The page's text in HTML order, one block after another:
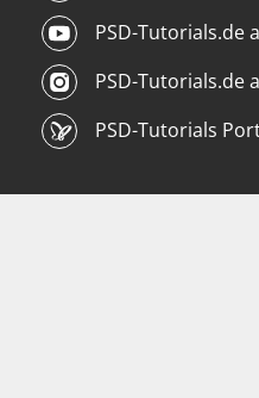
PSD-Tutorials.de
PSD-Tutorials.de
PSD-Tutorials